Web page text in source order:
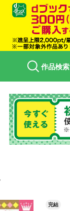
作品検索
完結